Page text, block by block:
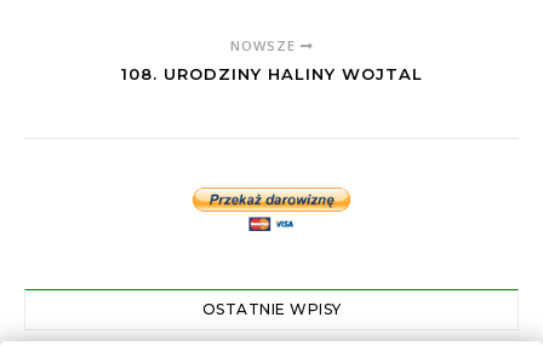
NOWSZE
108. URODZINY HALINY WOJTAL
OSTATNIE WPISY